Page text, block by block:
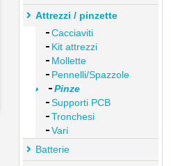
Attrezzi / pinzette
Cacciaviti
Kit attrezzi
Mollette
Pennelli/Spazzole
Pinze
Supporti PCB
Tronchesi
Vari
Batterie